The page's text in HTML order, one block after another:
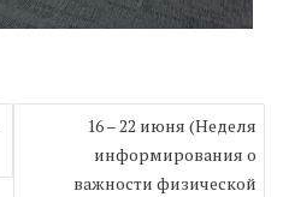
16 – 22 июня (Неделя
информирования о
важности физической